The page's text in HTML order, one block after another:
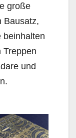
große
Bausatz,
beinhalten
Treppen
und